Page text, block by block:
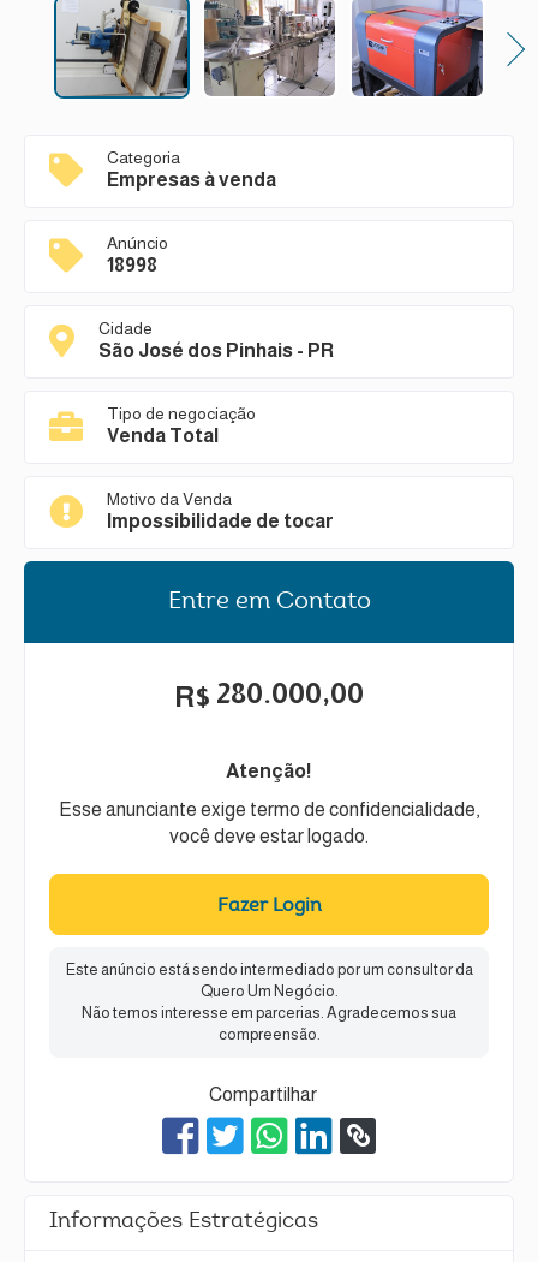
Next
Categoria
Empresas à venda
Anúncio
18998
Cidade
São José dos Pinhais - PR
Tipo de negociação
Venda Total
Motivo da Venda
Impossibilidade de tocar
Entre em Contato
R$ 280.000,00
Atenção!
Esse anunciante exige termo de confidencialidade,
você deve estar logado.
Fazer Login
Este anúncio está sendo intermediado por um consultor da
Quero Um Negócio.
Não temos interesse em parcerias. Agradecemos sua
compreensão.
Compartilhar
Informações Estratégicas